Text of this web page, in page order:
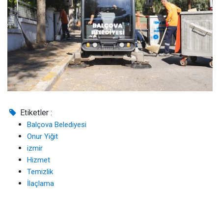
Etiketler :
Balçova Belediyesi
Onur Yiğit
izmir
Hizmet
Temizlik
İlaçlama